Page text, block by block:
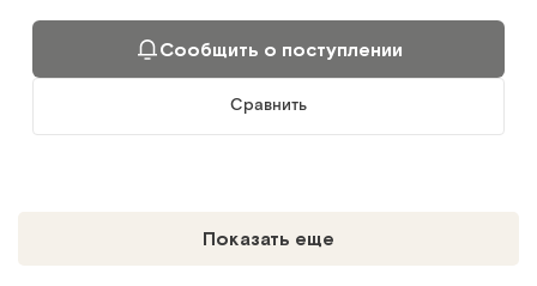
Сообщить о поступлении
Сравнить
Показать еще